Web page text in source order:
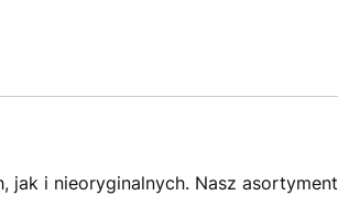
jak i nieoryginalnych. Nasz